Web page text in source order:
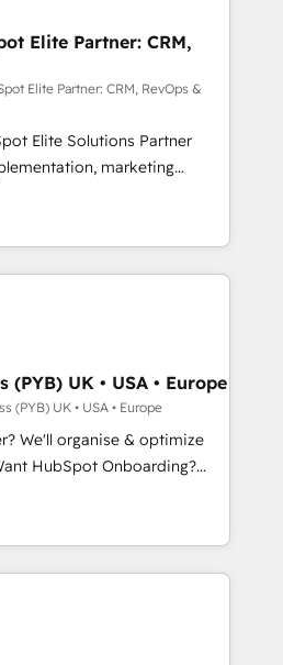
revenue operations and
Pre-built and custom
full tech stack. - Custom
and full-funnel automation.
campaigns, and lead
hub setup across
and Service Hubs. -
managed support, and
Built to convert, scale, and
Elite Partner: CRM,
Elite Partner: CRM, RevOps &
Elite Solutions Partner
marketing
consulting, data
lifecycle automation,
reporting. HubSpot,
enterprise stacks. Digital
Optimisation, and
(AI Search),
WordPress development,
We work with
companies across
services, financial services
Offices in Johannesburg, Cape
Perplexity, Gemini and
Award - Platform
Impact Award -
(PYB) UK • USA • Europe
(PYB) UK • USA • Europe
We'll organise & optimize
& automate your business
reports & workflows,
migration: Salesforce,